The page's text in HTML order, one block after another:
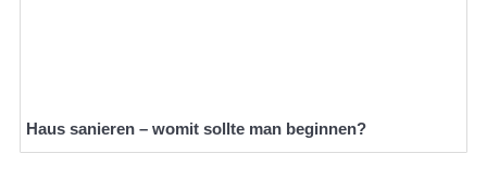
Haus sanieren – womit sollte man beginnen?